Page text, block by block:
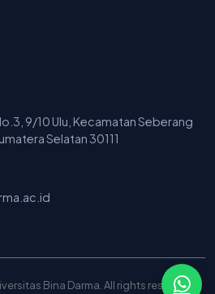
9/10 Ulu, Kecamatan Seberang
Selatan 30111
Bina Darma. All rights reserved.